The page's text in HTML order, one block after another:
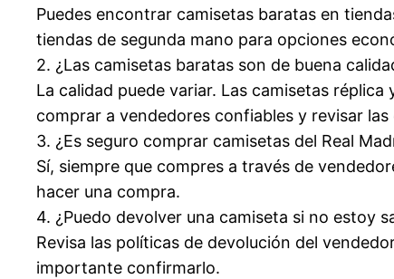
Puedes encontrar camisetas baratas en
tiendas de segunda mano para opciones
2. ¿Las camisetas baratas son de buena
La calidad puede variar. Las camisetas
comprar a vendedores confiables y revisar
3. ¿Es seguro comprar camisetas del Real
Sí, siempre que compres a través de
hacer una compra.
4. ¿Puedo devolver una camiseta si no estoy
Revisa las políticas de devolución del
importante confirmarlo.